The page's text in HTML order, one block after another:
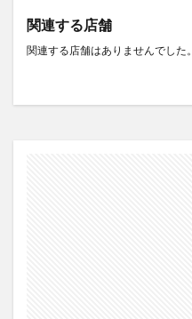
関連する店舗
関連する店舗はありませんでした。